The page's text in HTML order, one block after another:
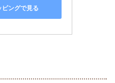
ングで見る